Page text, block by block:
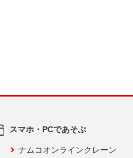
スマホ・PCであそぶ
ナムコオンラインクレーン